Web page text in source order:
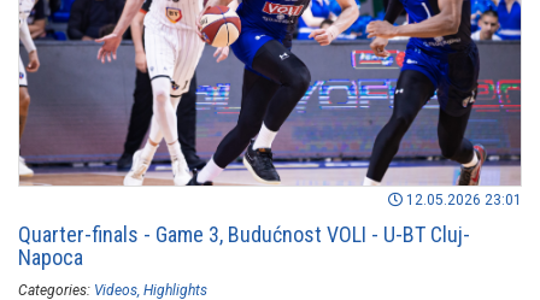
12.05.2026 23:01
Quarter-finals - Game 3, Budućnost VOLI - U-BT Cluj-
Napoca
Categories: Videos Highlights